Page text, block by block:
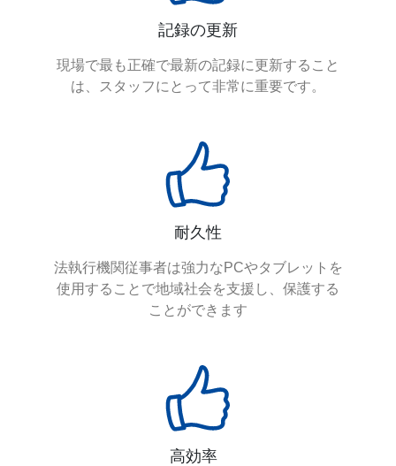
記録の更新
現場で最も正確で最新の記録に更新すること
は、スタッフにとって非常に重要です。
耐久性
法執行機関従事者は強力なPCやタブレットを
使用することで地域社会を支援し、保護する
ことができます
高効率